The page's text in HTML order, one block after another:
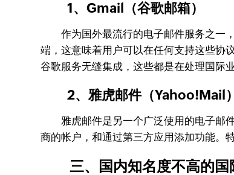
1、Gmail（谷歌邮箱）
作为国外最流行的电子邮件服务之一，
端，这意味着用户可以在任何支持这些
谷歌服务无缝集成，这些都是在处理国际
2、雅虎邮件（Yahoo!Mail）
雅虎邮件是另一个广泛使用的电子邮件
商的帐户，和通过第三方应用添加功能。
三、国内知名度不高的国